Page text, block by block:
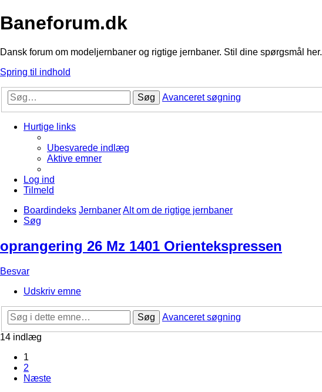
Baneforum.dk
Dansk forum om modeljernbaner og rigtige jernbaner. Stil dine spørgsmål her.
Spring til indhold
Søg Avanceret søgning
Hurtige links
Ubesvarede indlæg
Aktive emner
Log ind
Tilmeld
Boardindeks JernbanerAlt om de rigtige jernbaner
Søg
oprangering 26 Mz 1401 Orientekspressen
Besvar
Udskriv emne
Søg
Avanceret søgning
14 indlæg
1
2
Næste